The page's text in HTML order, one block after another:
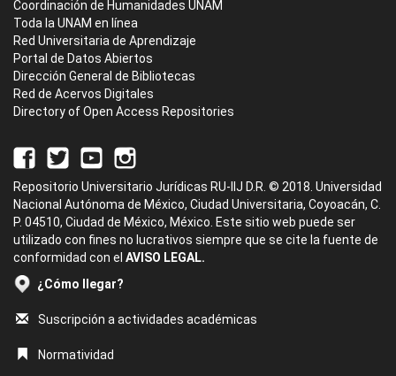
Coordinación de Humanidades UNAM
Toda la UNAM en línea
Red Universitaria de Aprendizaje
Portal de Datos Abiertos
Dirección General de Bibliotecas
Red de Acervos Digitales
Directory of Open Access Repositories
Repositorio Universitario Jurídicas RU-IIJ D.R. © 2018. Universidad
Nacional Autónoma de México, Ciudad Universitaria, Coyoacán, C.
P. 04510, Ciudad de México, México. Este sitio web puede ser
utilizado con fines no lucrativos siempre que se cite la fuente de
conformidad con el AVISO LEGAL.
¿Cómo llegar?
Suscripción a actividades académicas
Normatividad